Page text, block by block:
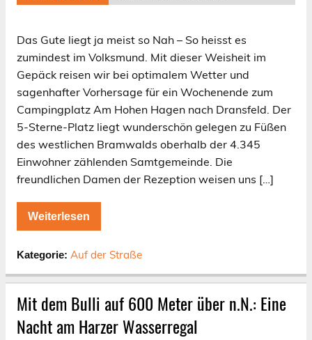
Das Gute liegt ja meist so Nah – So heisst es
zumindest im Volksmund. Mit dieser Weisheit im
Gepäck reisen wir bei optimalem Wetter und
sagenhafter Vorhersage für ein Wochenende zum
Campingplatz Am Hohen Hagen nach Dransfeld. Der
5-Sterne-Platz liegt wunderschön gelegen zu Füßen
des westlichen Bramwalds oberhalb der 4.345
Einwohner zählenden Samtgemeinde. Die
freundlichen Damen der Rezeption weisen uns […]
Weiterlesen
Kategorie: Auf der Straße
Mit dem Bulli auf 600 Meter über n.N.: Eine
Nacht am Harzer Wasserregal